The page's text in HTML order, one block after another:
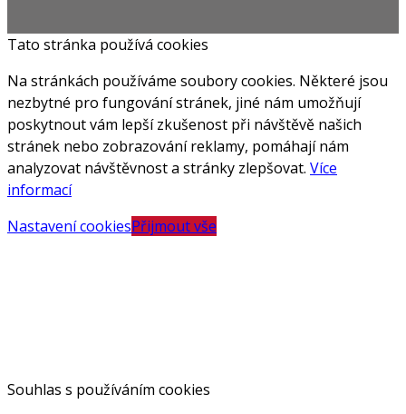
Tato stránka používá cookies
Na stránkách používáme soubory cookies. Některé jsou
nezbytné pro fungování stránek, jiné nám umožňují
poskytnout vám lepší zkušenost při návštěvě našich
stránek nebo zobrazování reklamy, pomáhají nám
analyzovat návštěvnost a stránky zlepšovat. Více
informací
Nastavení cookiesPřijmout vše
Souhlas s používáním cookies